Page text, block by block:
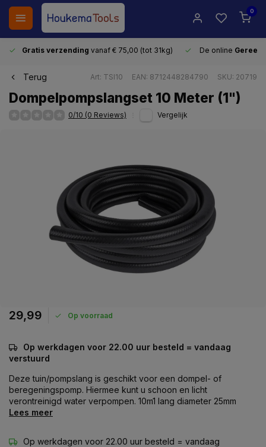
0
Gratis verzending vanaf € 75,00 (tot 31kg) De online
Terug Art: TSI10 EAN: 8712448284790 SKU: 20719
Dompelpompslangset 10 Meter (1")
0/10 (0 Reviews) Vergelijk
29,99 Op voorraad
Op werkdagen voor 22.00 uur besteld = vandaag
verstuurd
Deze tuin/pompslang is geschikt voor een dompel- of
beregeningspomp. Hiermee kunt u schoon en licht
verontreinigd water verpompen. 10m1 lang diameter 25mm
Lees meer
Op werkdagen voor 22.00 uur besteld = vandaag